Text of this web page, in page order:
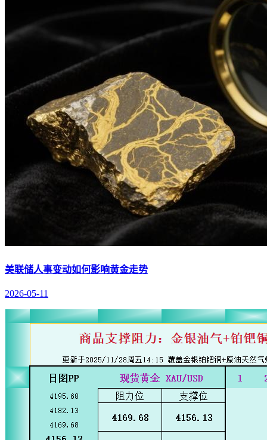
美联储人事变动如何影响黄金走势
2026-05-11